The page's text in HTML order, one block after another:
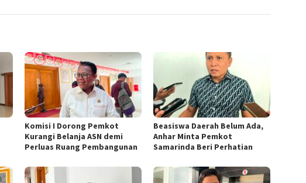
Komisi I Dorong Pemkot
Kurangi Belanja ASN demi
Perluas Ruang Pembangunan
Beasiswa Daerah Belum Ada,
Anhar Minta Pemkot
Samarinda Beri Perhatian